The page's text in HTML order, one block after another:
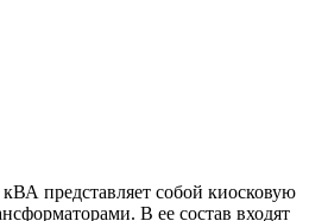
представляет собой киосковую
В ее состав входят